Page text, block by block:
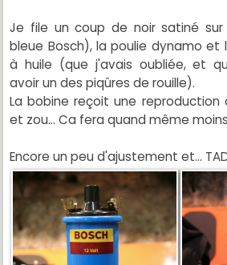
Je file un coup de noir satiné
bleue Bosch), la poulie dynamo
à huile (que j'avais oubliée, et
avoir un des piqûres de rouille).
La bobine reçoit une reproduction
et zou... Ca fera quand même
Encore un peu d'ajustement et...